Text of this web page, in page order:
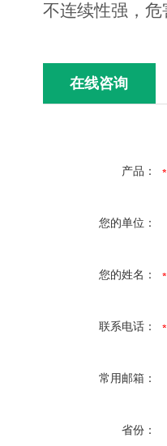
不连续性强，危
在线咨询
产品：
您的单位：
您的姓名：
联系电话：
常用邮箱：
省份：